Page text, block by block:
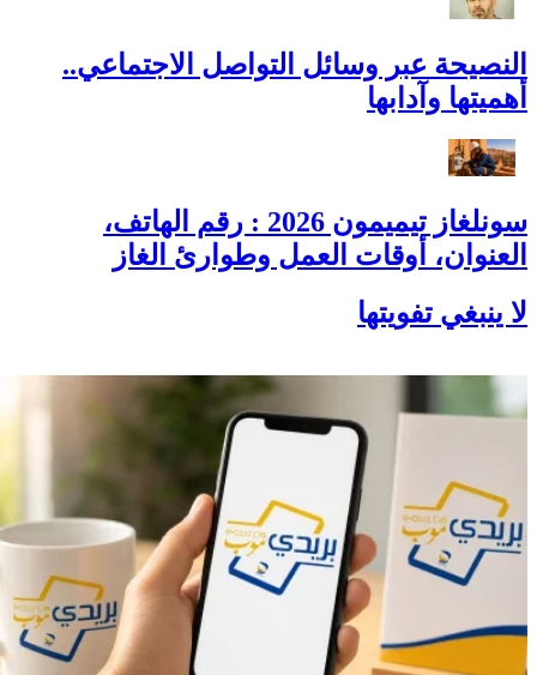
النصيحة عبر وسائل التواصل الاجتماعي..
أهميتها وآدابها
سونلغاز تيميمون 2026 : رقم الهاتف،
العنوان، أوقات العمل وطوارئ الغاز
لا ينبغي تفويتها